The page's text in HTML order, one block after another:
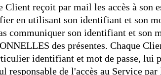
Client reçoit par mail les accès à son
en utilisant son identifiant et son
communiquer son identifiant et son
des présentes. Chaque
identifiant et mot de passe, lui
responsable de l'accès au Service